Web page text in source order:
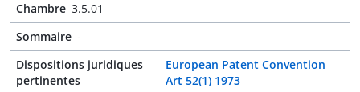
Chambre 3.5.01
Sommaire -
Dispositions juridiques
pertinentes
European Patent Convention
Art 52(1) 1973